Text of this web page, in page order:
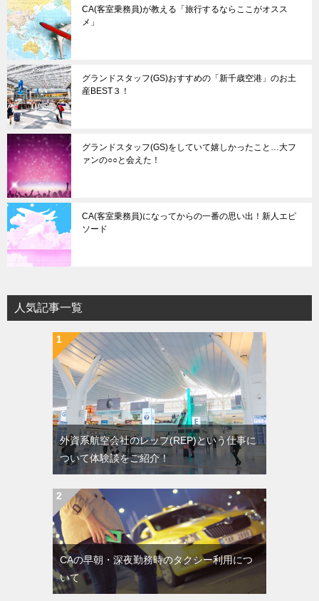
CA(客室乗務員)が教える「旅行するならここがオスス
メ」
グランドスタッフ(GS)おすすめの「新千歳空港」のお土
産BEST３！
グランドスタッフ(GS)をしていて嬉しかったこと…大フ
ァンの○○と会えた！
CA(客室乗務員)になってからの一番の思い出！新人エピ
ソード
人気記事一覧
外資系航空会社のレップ(REP)という仕事に
ついて体験談をご紹介！
CAの早朝・深夜勤務時のタクシー利用につ
いて